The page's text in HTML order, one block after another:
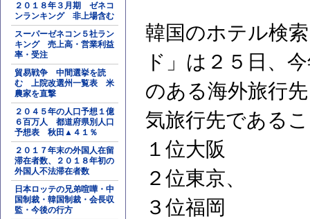
２０１８年３月期 ゼネコ
ンランキング 非上場含む
スーパーゼネコン５社ラン
キング 売上高・営業利益
率・受注
貿易戦争 中間選挙を読
む 上院改選州一覧表 米
農家を直撃
２０４５年の人口予想１億
６百万人 都道府県別人口
予想表 秋田▲４１％
２０１７年末の外国人在留
滞在者数、２０１８年初の
外国人不法滞在者数
日本ロッテの兄弟喧嘩・中
国制裁・韓国制裁・会長収
監・今後の行方
韓国のホテル検
ド」は２５日、
のある海外旅行
気旅行先である
１位大阪
２位東京、
３位福岡